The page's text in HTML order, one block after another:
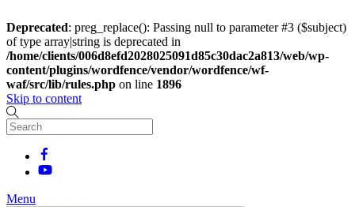
Deprecated: preg_replace(): Passing null to parameter #3 ($subject)
of type array|string is deprecated in
/home/clients/006d8efd2028025091d85c30dac2a813/web/wp-
content/plugins/wordfence/vendor/wordfence/wf-
waf/src/lib/rules.php on line 1896
Skip to content
Menu